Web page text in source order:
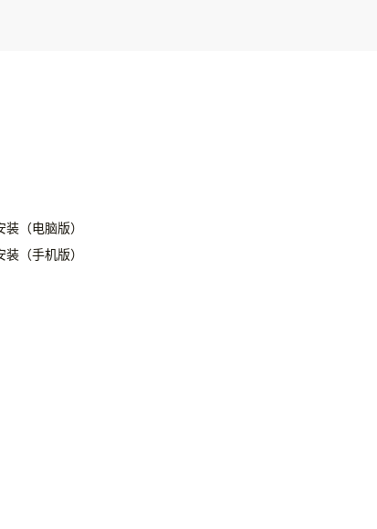
（电脑版）
（手机版）